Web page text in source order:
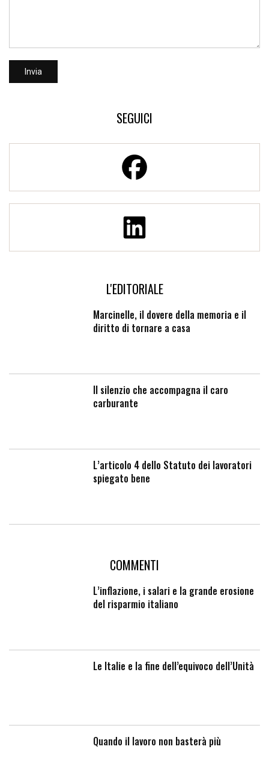
SEGUICI
L'EDITORIALE
Marcinelle, il dovere della memoria e il
diritto di tornare a casa
Il silenzio che accompagna il caro
carburante
L’articolo 4 dello Statuto dei lavoratori
spiegato bene
COMMENTI
L’inflazione, i salari e la grande erosione
del risparmio italiano
Le Italie e la fine dell’equivoco dell’Unità
Quando il lavoro non basterà più